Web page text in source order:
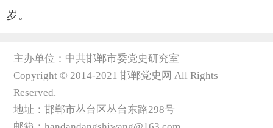
岁。
主办单位：中共邯郸市委党史研究室
Copyright © 2014-2021 邯郸党史网 All Rights
Reserved.
地址：邯郸市丛台区丛台东路298号